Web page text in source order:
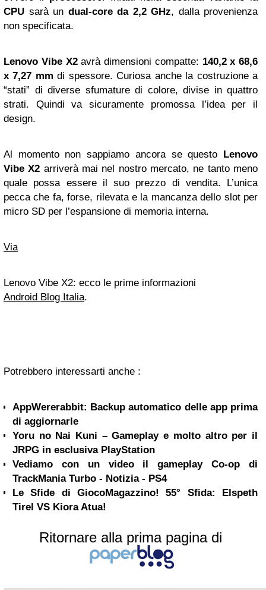
CPU sarà un dual-core da 2,2 GHz, dalla provenienza
non specificata.
Lenovo Vibe X2avrà dimensioni compatte: 140,2 x 68,6
x 7,27 mm di spessore. Curiosa anche la costruzione a
“stati” di diverse sfumature di colore, divise in quattro
strati. Quindi va sicuramente promossa l’idea per il
design.
Al momento non sappiamo ancora se questo Lenovo
Vibe X2 arriverà mai nel nostro mercato, ne tanto meno
quale possa essere il suo prezzo di vendita. L’unica
pecca che fa, forse, rilevata e la mancanza dello slot per
micro SD per l’espansione di memoria interna.
Via
Lenovo Vibe X2: ecco le prime informazioni
Android Blog Italia.
Potrebbero interessarti anche :
AppWererabbit: Backup automatico delle app prima
di aggiornarle
Yoru no Nai Kuni – Gameplay e molto altro per il
JRPG in esclusiva PlayStation
Vediamo con un video il gameplay Co-op di
TrackMania Turbo - Notizia - PS4
Le Sfide di GiocoMagazzino! 55° Sfida: Elspeth
Tirel VS Kiora Atua!
Ritornare alla prima pagina di